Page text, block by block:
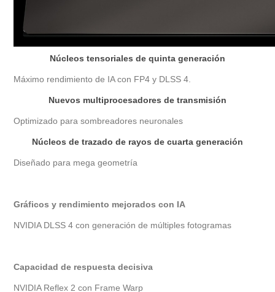
Núcleos tensoriales de quinta generación
Máximo rendimiento de IA con FP4 y DLSS 4.
Nuevos multiprocesadores de transmisión
Optimizado para sombreadores neuronales
Núcleos de trazado de rayos de cuarta generación
Diseñado para mega geometría
Gráficos y rendimiento mejorados con IA
NVIDIA DLSS 4 con generación de múltiples fotogramas
Capacidad de respuesta decisiva
NVIDIA Reflex 2 con Frame Warp